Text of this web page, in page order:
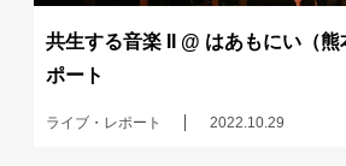
共生する音楽 II @ はあもにい（
ポート
ライブ・レポート 2022.10.29